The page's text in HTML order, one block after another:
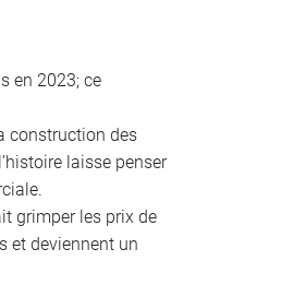
en 2023; ce
construction des
laisse penser
grimper les prix de
et deviennent un